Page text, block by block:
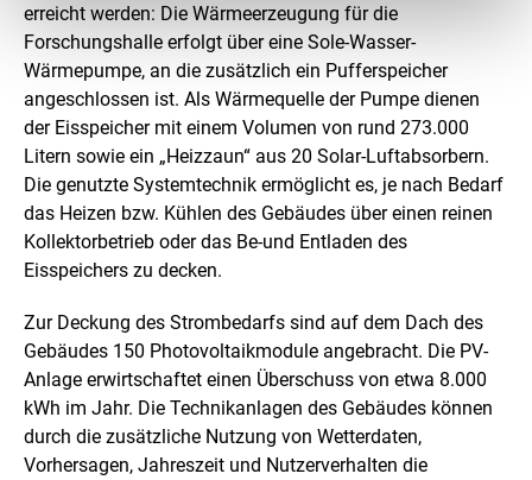
l
e
&
E
r
f
o
l
g
e
erreicht werden: Die Wärmeerzeugung für die
Forschungshalle erfolgt über eine Sole-Wasser-
Wärmepumpe, an die zusätzlich ein Pufferspeicher
angeschlossen ist. Als Wärmequelle der Pumpe dienen
der Eisspeicher mit einem Volumen von rund 273.000
Litern sowie ein „Heizzaun“ aus 20 Solar-Luftabsorbern.
Die genutzte Systemtechnik ermöglicht es, je nach Bedarf
das Heizen bzw. Kühlen des Gebäudes über einen reinen
Kollektorbetrieb oder das Be-und Entladen des
Eisspeichers zu decken.
Zur Deckung des Strombedarfs sind auf dem Dach des
Gebäudes 150 Photovoltaikmodule angebracht. Die PV-
Anlage erwirtschaftet einen Überschuss von etwa 8.000
kWh im Jahr. Die Technikanlagen des Gebäudes können
durch die zusätzliche Nutzung von Wetterdaten,
Vorhersagen, Jahreszeit und Nutzerverhalten die